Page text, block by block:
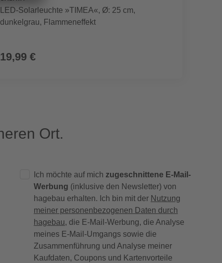
LED-Solarleuchte »TIMEA«, Ø: 25 cm,
dunkelgrau, Flammeneffekt
19,99 €
Ort.
Ich möchte auf mich zugeschnittene E-Mail-
Werbung (inklusive den Newsletter) von
hagebau erhalten. Ich bin mit der Nutzung
meiner personenbezogenen Daten durch
hagebau, die E-Mail-Werbung, die Analyse
meines E-Mail-Umgangs sowie die
Zusammenführung und Analyse meiner
Kaufdaten, Coupons und Kartenvorteile